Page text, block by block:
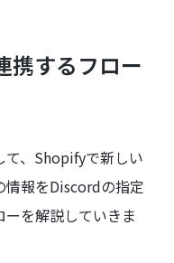
するフロー
て、Shopifyで新しい
情報をDiscordの指定
を解説していきま